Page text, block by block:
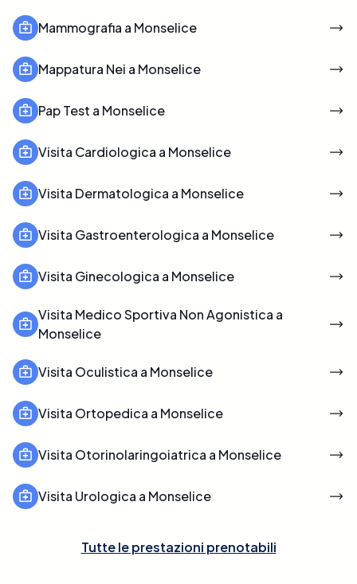
Mammografia a Monselice
Mappatura Nei a Monselice
Pap Test a Monselice
Visita Cardiologica a Monselice
Visita Dermatologica a Monselice
Visita Gastroenterologica a Monselice
Visita Ginecologica a Monselice
Visita Medico Sportiva Non Agonistica a
Monselice
Visita Oculistica a Monselice
Visita Ortopedica a Monselice
Visita Otorinolaringoiatrica a Monselice
Visita Urologica a Monselice
Tutte le prestazioni prenotabili